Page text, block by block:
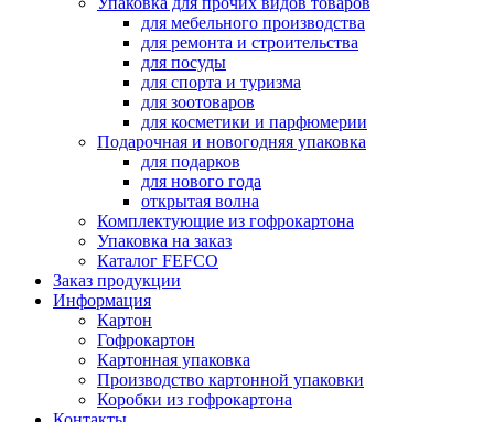
для мебельного производства
для ремонта и строительства
для посуды
для спорта и туризма
для зоотоваров
для косметики и парфюмерии
Подарочная и новогодняя упаковка
для подарков
для нового года
открытая волна
Комплектующие из гофрокартона
Упаковка на заказ
Каталог FEFCO
Заказ продукции
Информация
Картон
Гофрокартон
Картонная упаковка
Производство картонной упаковки
Коробки из гофрокартона